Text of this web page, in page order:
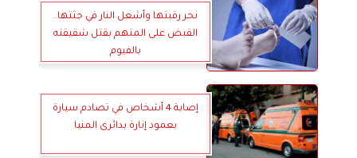
نحر رقبتها وأشعل النار في جثتها..
القبض على المتهم بقتل شقيقته
بالفيوم
إصابة 4 أشخاص في تصادم سيارة
بعمود إنارة بدائرى المنيا